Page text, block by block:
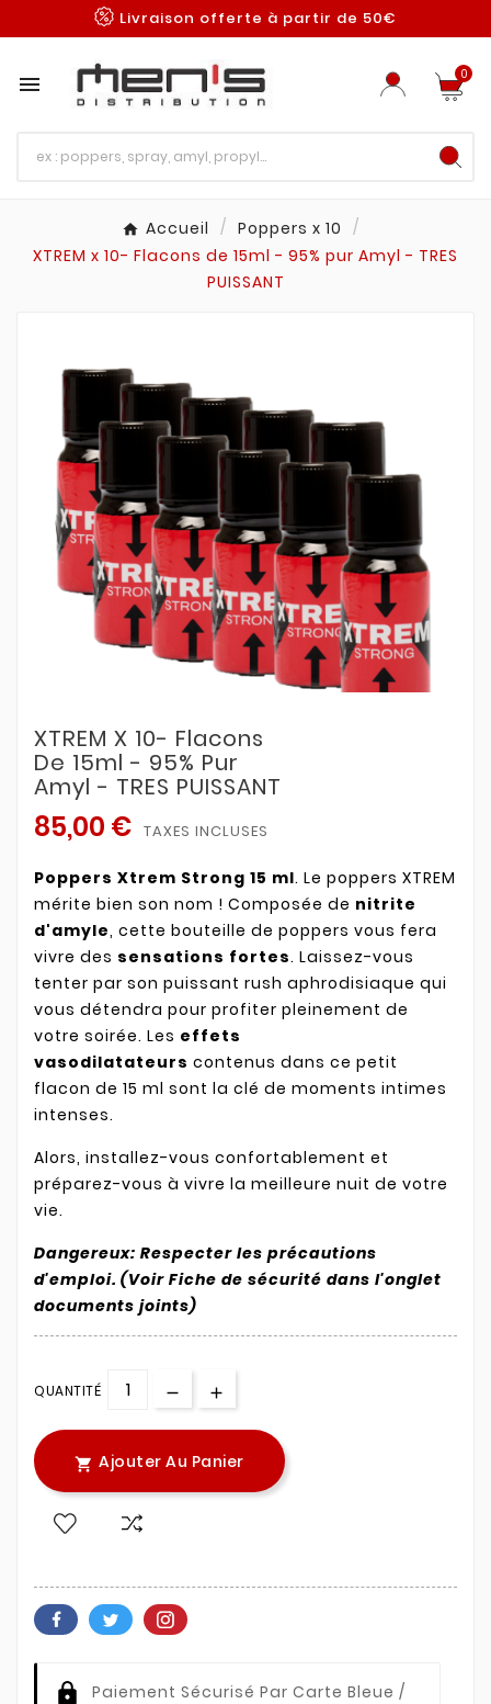
Livraison offerte à partir de 50€
 0
Accueil
Poppers x 10
XTREM x 10- Flacons de 15ml - 95% pur Amyl - TRES
PUISSANT
XTREM X 10- Flacons
De 15ml - 95% Pur
Amyl - TRES PUISSANT
85,00 € TAXES INCLUSES
Poppers Xtrem Strong 15 ml. Le poppers XTREM
mérite bien son nom ! Composée de nitrite
d'amyle, cette bouteille de poppers vous fera
vivre des sensations fortes. Laissez-vous
tenter par son puissant rush aphrodisiaque qui
vous détendra pour profiter pleinement de
votre soirée. Les effets
vasodilatateurs contenus dans ce petit
flacon de 15 ml sont la clé de moments intimes
intenses.
Alors, installez-vous confortablement et
préparez-vous à vivre la meilleure nuit de votre
vie.
Dangereux: Respecter les précautions
d'emploi. (Voir Fiche de sécurité dans l'onglet
documents joints)
QUANTITÉ
 Ajouter Au Panier
Paiement Sécurisé Par Carte Bleue /